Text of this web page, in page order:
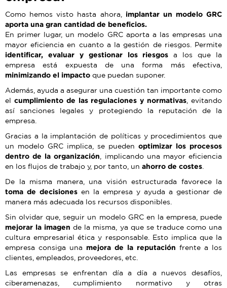
Como hemos visto hasta ahora,
implantar un modelo GRC
aporta una gran cantidad de beneficios.
En primer lugar, un modelo GRC aporta a las empresas una
mayor eficiencia en cuanto a la gestión de riesgos. Permite
identificar, evaluar y gestionar los riesgos a los que la
empresa está expuesta de una forma más efectiva,
minimizando el impacto que puedan suponer.
Además, ayuda a asegurar una cuestión tan importante como
el cumplimiento de las regulaciones y normativas , evitando
así sanciones legales y protegiendo la reputación de la
empresa.
Gracias a la implantación de políticas y procedimientos que
un modelo GRC implica, se pueden optimizar los procesos
dentro de la organización
, implicando una mayor eficiencia
en los flujos de trabajo y, por tanto, un ahorro de costes
De la misma manera, una visión estructurada favorece la
toma de decisiones en la empresa y ayuda a gestionar de
manera más adecuada los recursos disponibles.
Sin olvidar que, seguir un modelo GRC en la empresa, puede
mejorar la imagen de la misma, ya que se traduce como una
cultura empresarial ética y responsable. Esto implica que la
empresa consiga una mejora de la reputación frente a los
clientes, empleados, proveedores, etc.
Las empresas se enfrentan día a día a nuevos desafíos,
ciberamenazas, cumplimiento normativo y otras